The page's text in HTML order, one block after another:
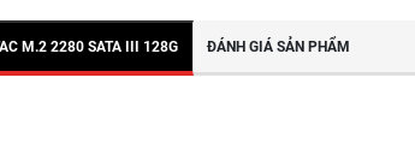
M.2 2280 SATA III 128G ĐÁNH GIÁ SẢN PHẨM